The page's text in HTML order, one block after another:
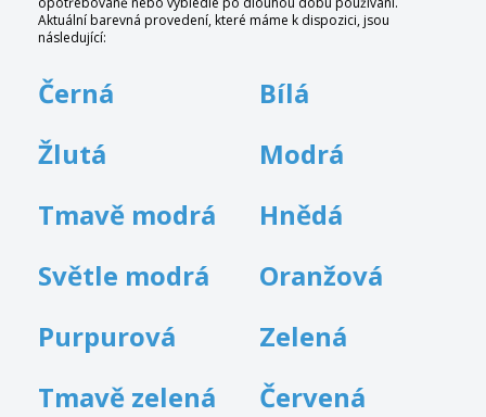
Aktuální barevná provedení, které máme k dispozici, jsou
následující:
Černá
Bílá
Žlutá
Modrá
Tmavě modrá
Hnědá
Světle modrá
Oranžová
Purpurová
Zelená
Tmavě zelená
Červená